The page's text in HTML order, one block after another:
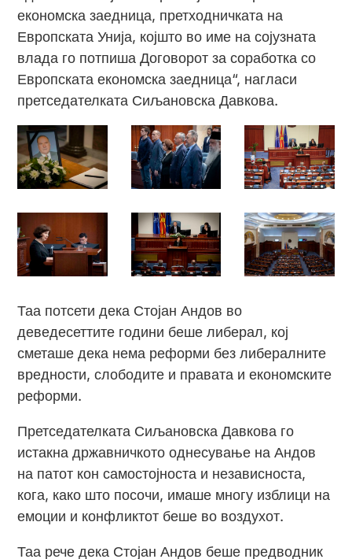
економска заедница, претходничката на
Европската Унија, којшто во име на сојузната
влада го потпиша Договорот за соработка со
Европската економска заедница“, нагласи
претседателката Сиљановска Давкова.
Таа потсети дека Стојан Андов во
деведесеттите години беше либерал, кој
сметаше дека нема реформи без либералните
вредности, слободите и правата и економските
реформи.
Претседателката Сиљановска Давкова го
истакна државничкото однесување на Андов
на патот кон самостојноста и независноста,
кога, како што посочи, имаше многу изблици на
емоции и конфликтот беше во воздухот.
Таа рече дека Стојан Андов беше предводник